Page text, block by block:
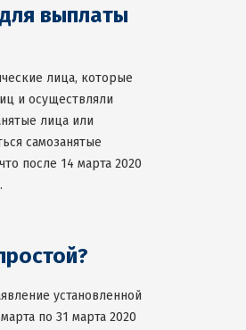
выплаты
лица, которые
и осуществляли
лица или
самозанятые
после 14 марта 2020
?
установленной
по 31 марта 2020